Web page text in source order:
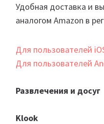
Удобная доставка и
аналогом Amazon в
Для пользователей
Для пользователей
Развлечения и досуг
Klook